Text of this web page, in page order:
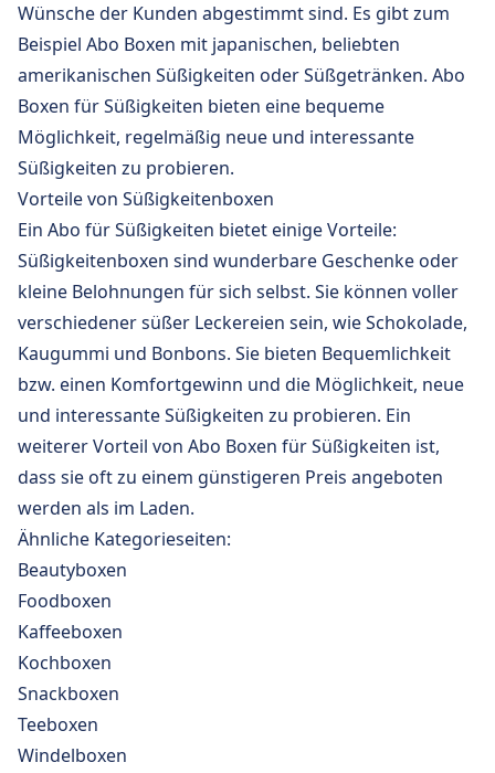
Wünsche der Kunden abgestimmt sind. Es gibt zum
Beispiel Abo Boxen mit japanischen, beliebten
amerikanischen Süßigkeiten oder Süßgetränken. Abo
Boxen für Süßigkeiten bieten eine bequeme
Möglichkeit, regelmäßig neue und interessante
Süßigkeiten zu probieren.
Vorteile von Süßigkeitenboxen
Ein Abo für Süßigkeiten bietet einige Vorteile:
Süßigkeitenboxen sind wunderbare Geschenke oder
kleine Belohnungen für sich selbst. Sie können voller
verschiedener süßer Leckereien sein, wie Schokolade,
Kaugummi und Bonbons. Sie bieten Bequemlichkeit
bzw. einen Komfortgewinn und die Möglichkeit, neue
und interessante Süßigkeiten zu probieren. Ein
weiterer Vorteil von Abo Boxen für Süßigkeiten ist,
dass sie oft zu einem günstigeren Preis angeboten
werden als im Laden.
Ähnliche Kategorieseiten:
Beautyboxen
Foodboxen
Kaffeeboxen
Kochboxen
Snackboxen
Teeboxen
Windelboxen